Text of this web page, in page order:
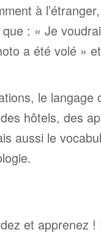
à
: « Je
a été volé »
le langage
hôtels, des
aussi le
et apprenez